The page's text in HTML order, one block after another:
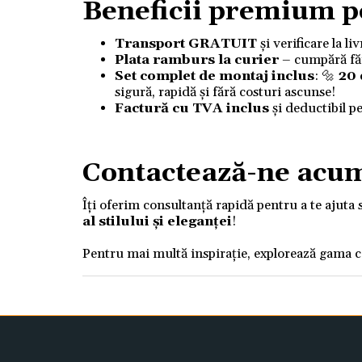
Beneficii premium
Transport GRATUITși verificare la
Plata ramburs la curier– cumpără
Set complet de montaj inclus: 🔩 20
sigură, rapidă și fără costuri ascunse!
Factură cu TVA inclusși deductibil
Contactează-ne
Îți oferim consultanță rapidă pentru a te ajuta
al stilului și eleganței!
Pentru mai multă inspirație, explorează gama